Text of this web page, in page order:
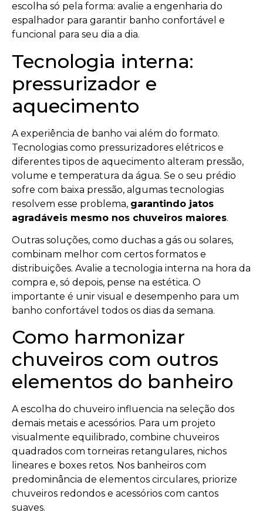
escolha só pela forma: avalie a engenharia do
espalhador para garantir banho confortável e
funcional para seu dia a dia.
Tecnologia interna:
pressurizador e
aquecimento
A experiência de banho vai além do formato.
Tecnologias como pressurizadores elétricos e
diferentes tipos de aquecimento alteram pressão,
volume e temperatura da água. Se o seu prédio
sofre com baixa pressão, algumas tecnologias
resolvem esse problema, garantindo jatos
agradáveis mesmo nos chuveiros maiores.
Outras soluções, como duchas a gás ou solares,
combinam melhor com certos formatos e
distribuições. Avalie a tecnologia interna na hora da
compra e, só depois, pense na estética. O
importante é unir visual e desempenho para um
banho confortável todos os dias da semana.
Como harmonizar
chuveiros com outros
elementos do banheiro
A escolha do chuveiro influencia na seleção dos
demais metais e acessórios. Para um projeto
visualmente equilibrado, combine chuveiros
quadrados com torneiras retangulares, nichos
lineares e boxes retos. Nos banheiros com
predominância de elementos circulares, priorize
chuveiros redondos e acessórios com cantos
suaves.